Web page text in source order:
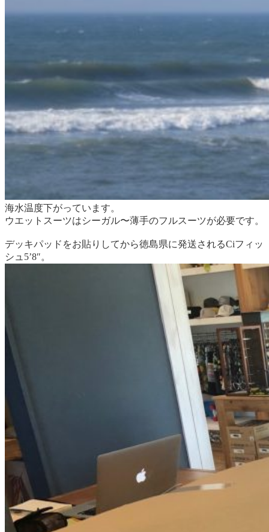
海水温度下がっています。
ウエットスーツはシーガル〜薄手のフルスーツが必要です。
デッキパッドをお貼りしてから徳島県に発送されるCiフィッ
シュ5’8″。